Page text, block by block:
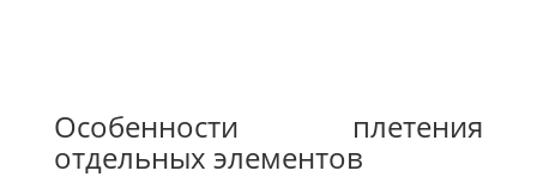
Особенности плетения
отдельных элементов